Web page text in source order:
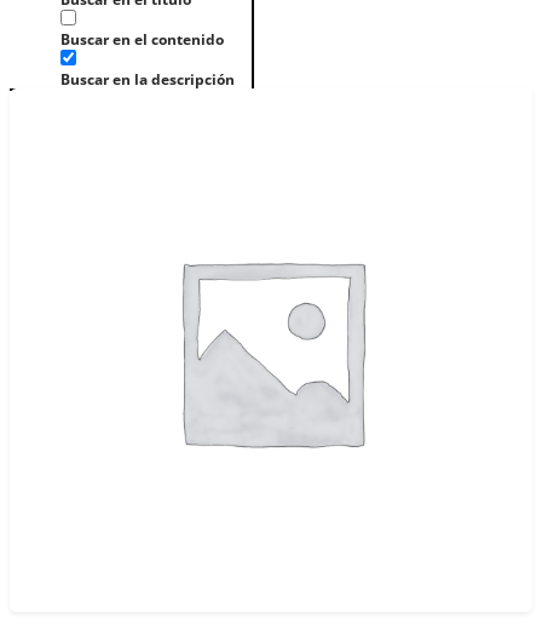
Buscar en el contenido
Buscar en la descripción